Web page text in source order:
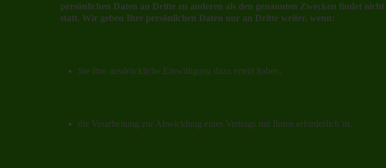
persönlichen Daten an Dritte zu anderen als den genannten Zwecken findet nicht
statt. Wir geben Ihre persönlichen Daten nur an Dritte weiter, wenn:
Sie Ihre ausdrückliche Einwilligung dazu erteilt haben,
die Verarbeitung zur Abwicklung eines Vertrags mit Ihnen erforderlich ist,